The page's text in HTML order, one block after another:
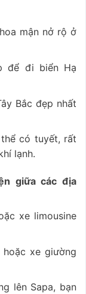
mận nở rộ ở
để đi biển Hạ
Bắc đẹp nhất
có tuyết, rất
lạnh.
giữa các địa
xe limousine
xe giường
lên Sapa, bạn